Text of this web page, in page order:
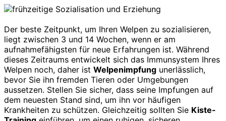
Der beste Zeitpunkt, um Ihren Welpen zu sozialisieren,
liegt zwischen 3 und 14 Wochen, wenn er am
aufnahmefähigsten für neue Erfahrungen ist. Während
dieses Zeitraums entwickelt sich das Immunsystem Ihres
Welpen noch, daher ist Welpenimpfung unerlässlich,
bevor Sie ihn fremden Tieren oder Umgebungen
aussetzen. Stellen Sie sicher, dass seine Impfungen auf
dem neuesten Stand sind, um ihn vor häufigen
Krankheiten zu schützen. Gleichzeitig sollten Sie Kiste-